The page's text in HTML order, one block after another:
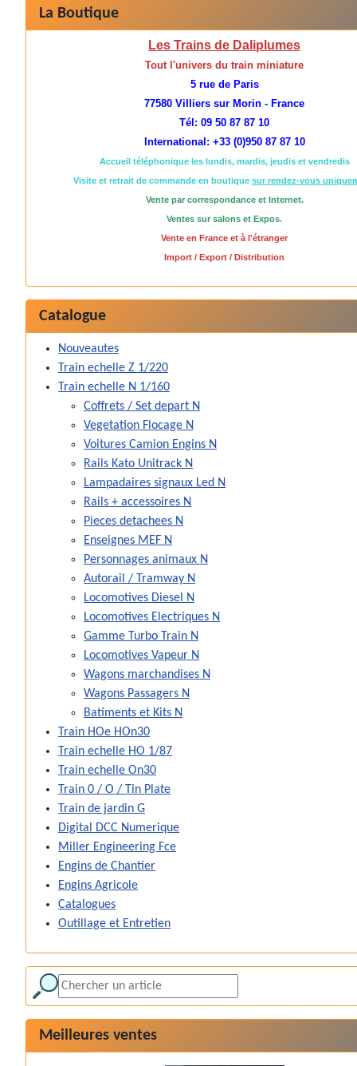
La Boutique
Les Trains de Daliplumes
Tout l'univers du train miniature
5 rue de Paris
77580 Villiers sur Morin - France
Tél: 09 50 87 87 10
International: +33 (0)950 87 87 10
Accueil téléphonique les lundis, mardis, jeudis et vendredis
Visite et retrait de commande en boutique sur rendez-vous
Vente par correspondance et Internet.
Ventes sur salons et Expos.
Vente en France et à l'étranger
Import / Export / Distribution
Catalogue
Nouveautes
Train echelle Z 1/220
Train echelle N 1/160
Coffrets / Set depart N
Vegetation Flocage N
Voitures Camion Engins N
Rails Kato Unitrack N
Lampadaires signaux Led N
Rails + accessoires N
Pieces detachees N
Enseignes MEF N
Personnages animaux N
Autorail / Tramway N
Locomotives Diesel N
Locomotives Electriques N
Gamme Turbo Train N
Locomotives Vapeur N
Wagons marchandises N
Wagons Passagers N
Batiments et Kits N
Train HOe HOn30
Train echelle HO 1/87
Train echelle On30
Train 0 / O / Tin Plate
Train de jardin G
Digital DCC Numerique
Miller Engineering Fce
Engins de Chantier
Engins Agricole
Catalogues
Outillage et Entretien
Meilleures ventes